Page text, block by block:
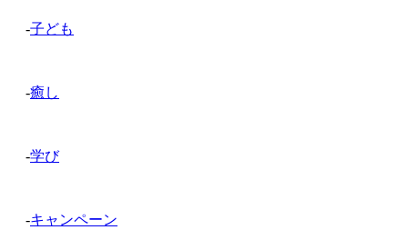
-子ども
-癒し
-学び
-キャンペーン